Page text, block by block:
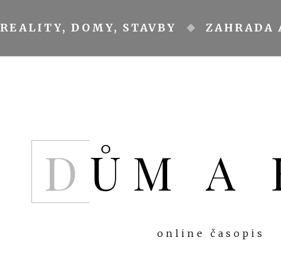
REALITY, DOMY, STAVBY ZAHRADA
DŮM A
online časopis